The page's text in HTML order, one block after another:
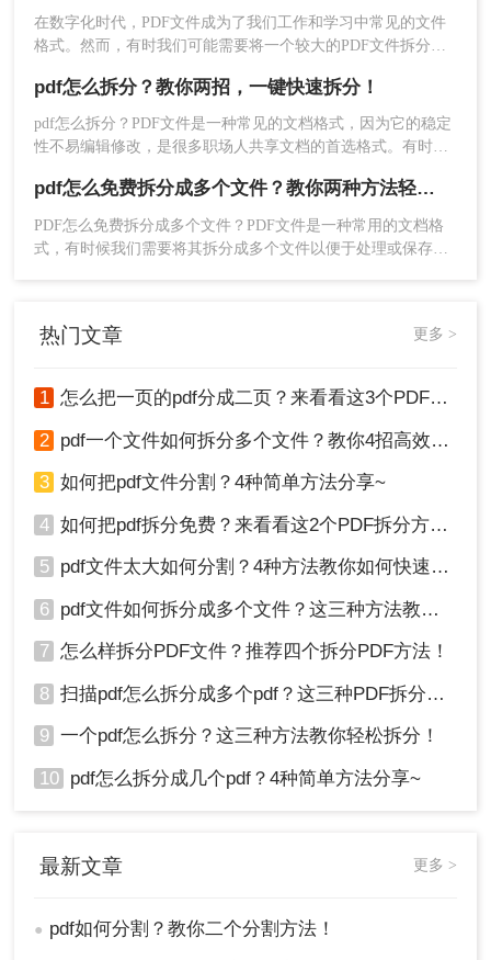
总结
个简单而实用的操作，可以通过多种方法实现。无
论是使用专业PDF转换器、在线工具，都可以轻松
完成PDF文件的分割任务。
在数字化时代，PDF文件成为了我们工作和学习中常见的文件
格式。然而，有时我们可能需要将一个较大的PDF文件拆分成
呢？本文将为大家介绍几种轻松快捷地进行PDF拆分的方法，
让您轻松应对各种需求。
pdf怎么拆分？教你两招，一键快速拆分！
pdf怎么拆分？PDF文件是一种常见的文档格式，因为它的稳定
性不易编辑修改，是很多职场人共享文档的首选格式。有时候
多个文件是一个不错的办法，下面就给大家分享几招！
pdf怎么免费拆分成多个文件？教你两种方法轻松搞定！
PDF怎么免费拆分成多个文件？PDF文件是一种常用的文档格
式，有时候我们需要将其拆分成多个文件以便于处理或保存。
热门文章 更多 >
1 怎么把一页的pdf分成二页？来看看这3个PDF拆分方法！
2 pdf一个文件如何拆分多个文件？教你4招高效又简单！
3 如何把pdf文件分割？4种简单方法分享~
4 如何把pdf拆分免费？来看看这2个PDF拆分方法！
5 pdf文件太大如何分割？4种方法教你如何快速拆分！
6 pdf文件如何拆分成多个文件？这三种方法教你轻松拆分！
7 怎么样拆分PDF文件？推荐四个拆分PDF方法！
8 扫描pdf怎么拆分成多个pdf？这三种PDF拆分方法轻松搞定！
9 一个pdf怎么拆分？这三种方法教你轻松拆分！
10 pdf怎么拆分成几个pdf？4种简单方法分享~
最新文章 更多 >
● pdf如何分割？教你二个分割方法！